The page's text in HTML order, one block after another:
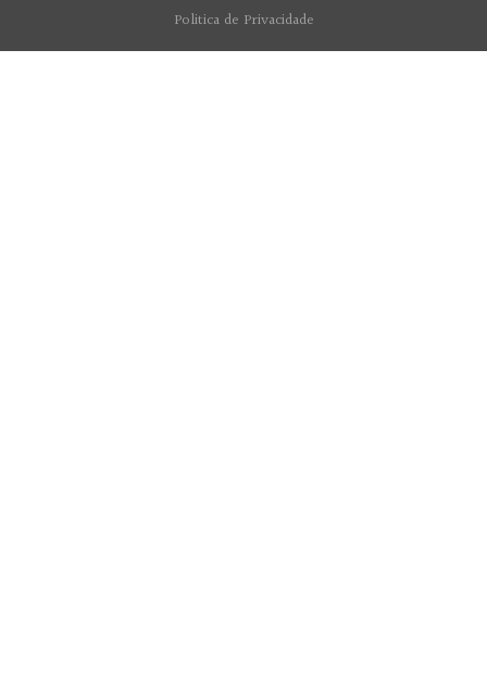
Politica de Privacidade